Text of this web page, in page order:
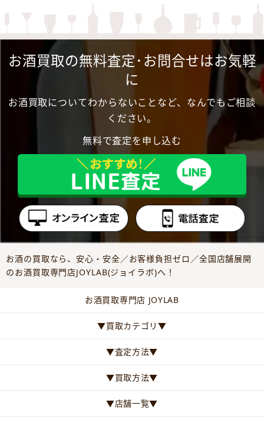
お酒買取の無料査定･お問合せはお気軽
に
お酒買取についてわからないことなど、なんでもご相談
ください。
無料で査定を申し込む
お酒の買取なら、安心・安全／お客様負担ゼロ／全国店舗展開
のお酒買取専門店JOYLAB(ジョイラボ)へ！
お酒買取専門店 JOYLAB
▼買取カテゴリ▼
▼査定方法▼
▼買取方法▼
▼店舗一覧▼